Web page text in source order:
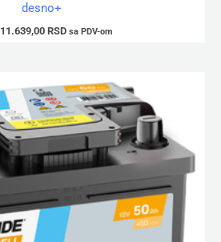
desno+
11.639,00 RSD sa PDV-om